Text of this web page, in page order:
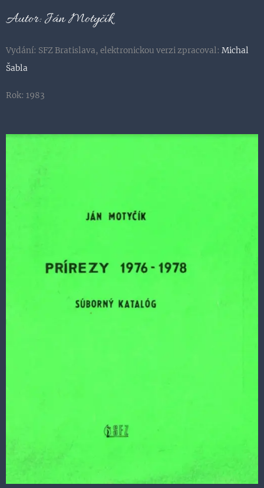
Autor: Ján Motyčík
Vydání: SFZ Bratislava, elektronickou verzi zpracoval: Michal
Šabla
Rok: 1983